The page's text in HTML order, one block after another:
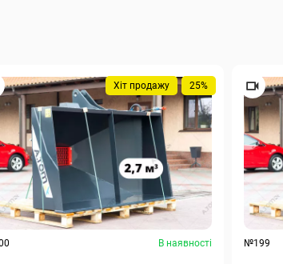
Хіт продажу 25%
В наявності №199